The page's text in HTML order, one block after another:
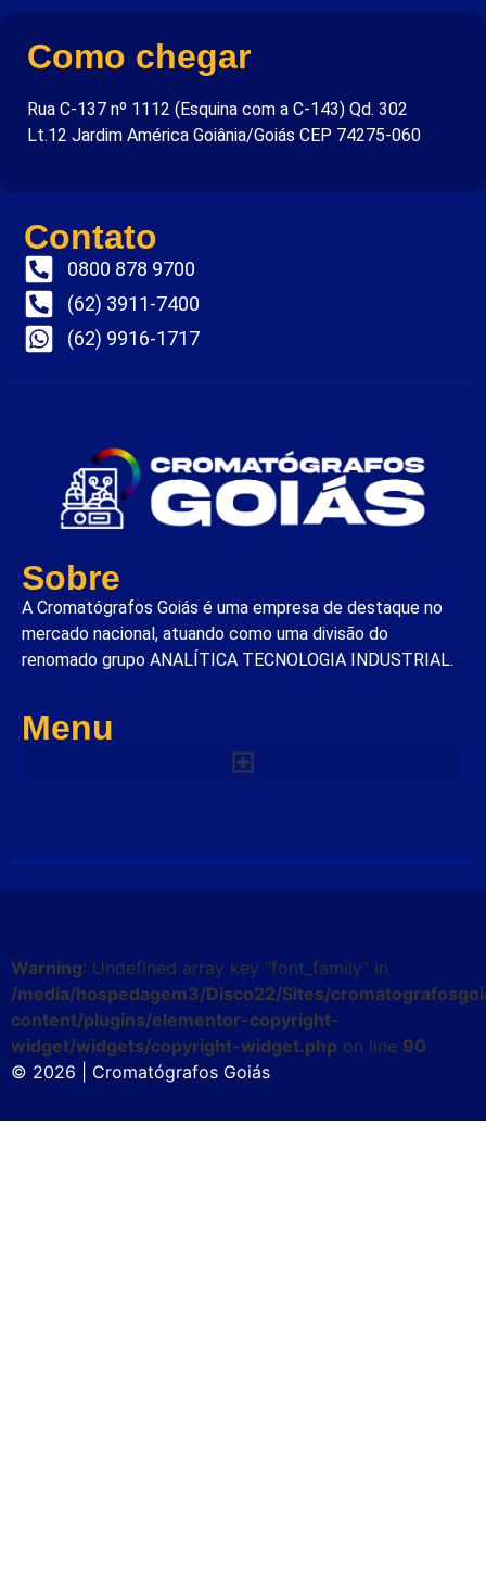
Como chegar
Rua C-137 nº 1112 (Esquina com a C-143) Qd. 302
Lt.12 Jardim América Goiânia/Goiás CEP 74275-060
Contato
0800 878 9700
(62) 3911-7400
(62) 9916-1717
Sobre
A Cromatógrafos Goiás é uma empresa de destaque no
mercado nacional, atuando como uma divisão do
renomado grupo ANALÍTICA TECNOLOGIA INDUSTRIAL.
Menu
Warning: Undefined array key "font_family" in
/media/hospedagem3/Disco22/Sites/
content/plugins/elementor-copyright-
widget/widgets/copyright-widget.php on line 90
© 2026 | Cromatógrafos Goiás